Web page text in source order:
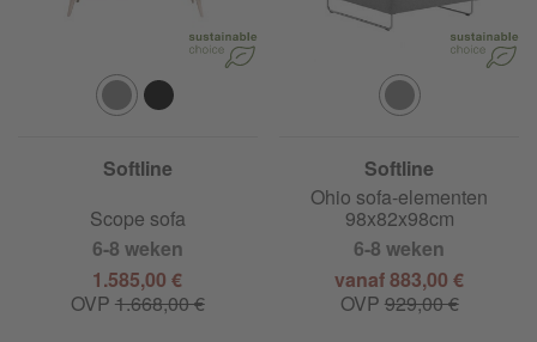
Softline
Scope sofa
6-8 weken
1.585,00 €
OVP 1.668,00 €
Softline
Ohio sofa-elementen
98x82x98cm
6-8 weken
vanaf 883,00 €
OVP 929,00 €